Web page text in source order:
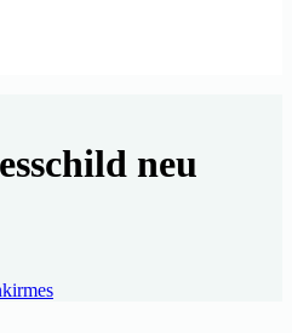
neu